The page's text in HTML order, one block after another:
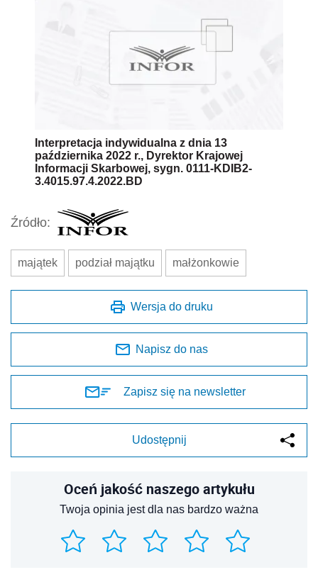
Interpretacja indywidualna z dnia 13
października 2022 r., Dyrektor Krajowej
Informacji Skarbowej, sygn. 0111-KDIB2-
3.4015.97.4.2022.BD
Źródło:
majątek podział majątku małżonkowie
Wersja do druku
Napisz do nas
Zapisz się na newsletter
Udostępnij
Oceń jakość naszego artykułu
Twoja opinia jest dla nas bardzo ważna